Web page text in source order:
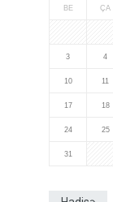
BE ÇA
3 4
10 11
17 18
24 25
31